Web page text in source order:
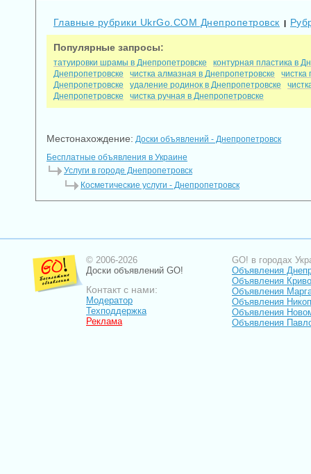
Главные рубрики UkrGo.COM Днепропетровск
Популярные запросы:
татуировки шрамы в Днепропетровске
контурная пластика в
Днепропетровске
чистка алмазная в Днепропетровске
Днепропетровске
удаление родинок в Днепропетровске
Днепропетровске
чистка ручная в Днепропетровске
Местонахождение: Доски объявлений - Днепропетровск
Бесплатные объявления в Украине
Услуги в городе Днепропетровск
Косметические услуги - Днепропетровск
© 2006-2026
Доски объявлений GO!
Контакт с нами:
Модератор
Техподдержка
Реклама
GO! в городах
Объявления
Объявления
Объявления
Объявления
Объявления
Объявления